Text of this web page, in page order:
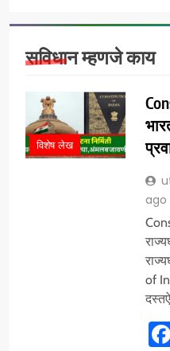
सविधान म्हणजे काय
विशेष लेख
ago
of